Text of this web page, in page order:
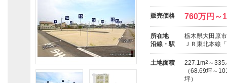
販売価格 760万円～
所在地
栃木県大田原
沿線・駅
ＪＲ東北本線
土地面積 227.1m2 ～
（68.69坪～
坪）